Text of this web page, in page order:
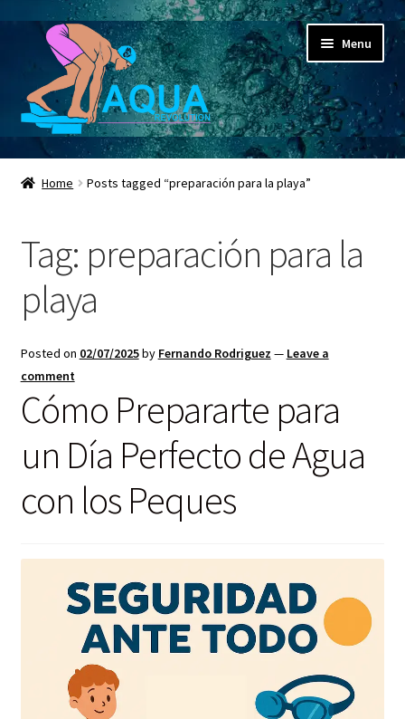
Skip
navigation
Skip
content
Menu
Aqua Revolution
Expand
menu
Espacio Educativo
Social Media
Contactanos ahora
Home Posts tagged “preparación para la playa”
Tag: preparación para la
playa
Posted on 02/07/2025by Fernando Rodriguez — Leave a
comment
Cómo Prepararte para
un Día Perfecto de Agua
con los Peques